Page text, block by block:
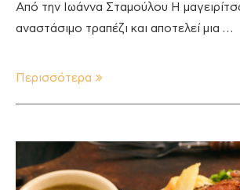
Από την Ιωάννα Σταμούλου Η
αναστάσιμο τραπέζι και αποτελεί μια …
Περισσότερα